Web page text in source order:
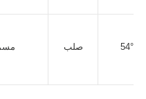
صلب 54° ~